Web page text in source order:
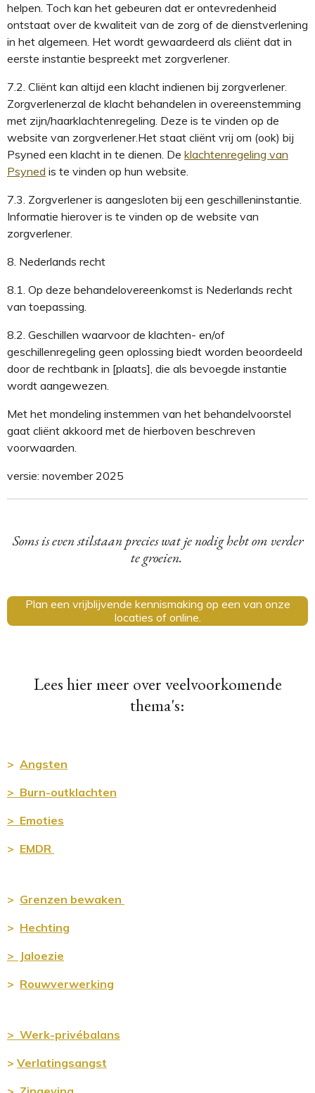
helpen. Toch kan het gebeuren dat erontevredenheid
ontstaat over de kwaliteit van de zorg of de dienstverlening
in het algemeen. Het wordt gewaardeerd als cliënt dat in
eerste instantie bespreekt met zorgverlener.
7.2. Cliënt kan altijd een klacht indienen bij zorgverlener.
Zorgverlenerzal de klacht behandelen in overeenstemming
met zijn/haarklachtenregeling. Deze is te vinden op de
website van zorgverlener.Het staat cliënt vrij om (ook) bij
Psyned een klacht in te dienen. De klachtenregeling van
Psyned is te vinden op hun website.
7.3. Zorgverlener is aangesloten bij een geschilleninstantie.
Informatie hieroveris te vinden op de website van
zorgverlener.
8. Nederlands recht
8.1. Op deze behandelovereenkomst is Nederlands recht
van toepassing.
8.2. Geschillen waarvoor de klachten- en/of
geschillenregeling geen oplossing biedt worden beoordeeld
door de rechtbank in [plaats], die als bevoegde instantie
wordt aangewezen.
Met het mondeling instemmen van het behandelvoorstel
gaat cliënt akkoord met de hierboven beschreven
voorwaarden.
versie: november 2025
Soms is even stilstaan precies wat je nodig hebt om verder
te groeien.
Plan een vrijblijvende kennismaking op een van onze
locaties of online.
Lees hier meer over veelvoorkomende
thema's:
> Angsten
> Burn-outklachten
> Emoties
> EMDR
> Grenzen bewaken
> Hechting
> Jaloezie
> Rouwverwerking
> Werk-privébalans
> Verlatingsangst